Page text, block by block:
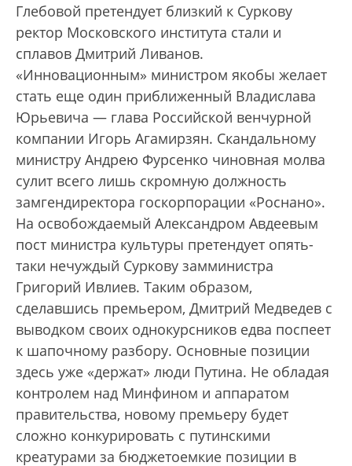
Глебовой претендует близкий к Суркову
ректор Московского института стали и
сплавов Дмитрий Ливанов.
«Инновационным» министром якобы желает
стать еще один приближенный Владислава
Юрьевича — глава Российской венчурной
компании Игорь Агамирзян. Скандальному
министру Андрею Фурсенко чиновная молва
сулит всего лишь скромную должность
замгендиректора госкорпорации «Роснано».
На освобождаемый Александром Авдеевым
пост министра культуры претендует опять-
таки нечуждый Суркову замминистра
Григорий Ивлиев. Таким образом,
сделавшись премьером, Дмитрий Медведев с
выводком своих однокурсников едва поспеет
к шапочному разбору. Основные позиции
здесь уже «держат» люди Путина. Не обладая
контролем над Минфином и аппаратом
правительства, новому премьеру будет
сложно конкурировать с путинскими
креатурами за бюджетоемкие позиции в